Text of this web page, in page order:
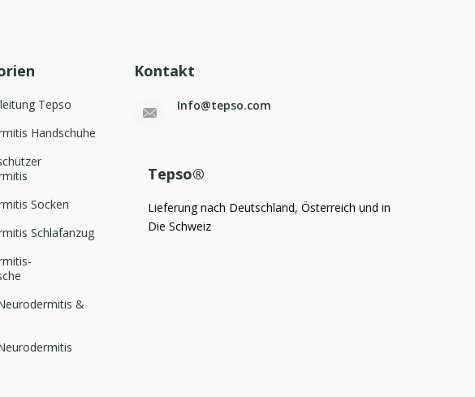
Tepso
Handschuhe
Socken
Schlafanzug
&
Kontakt
Info@tepso.com
Tepso®
Lieferung nach Deutschland, Österreich und in
Die Schweiz